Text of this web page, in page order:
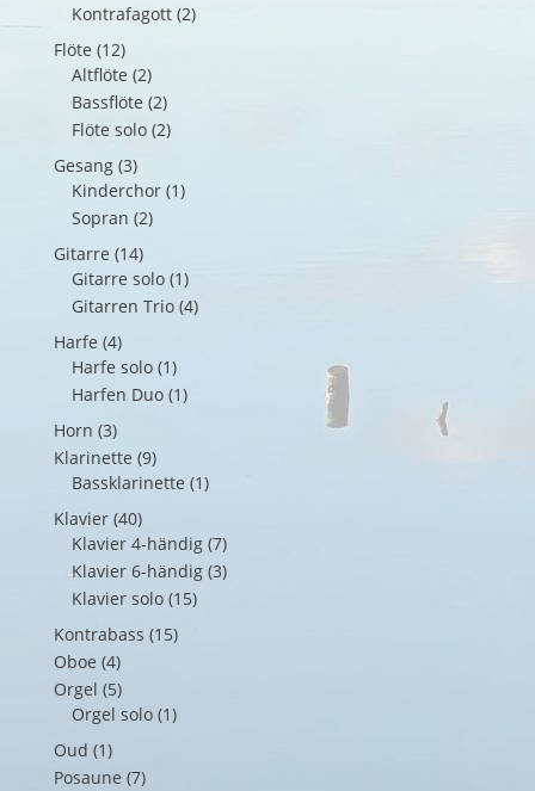
Kontrafagott (2)
Flöte (12)
Altflöte (2)
Bassflöte (2)
Flöte solo (2)
Gesang (3)
Kinderchor (1)
Sopran (2)
Gitarre (14)
Gitarre solo (1)
Gitarren Trio (4)
Harfe (4)
Harfe solo (1)
Harfen Duo (1)
Horn (3)
Klarinette (9)
Bassklarinette (1)
Klavier (40)
Klavier 4-händig (7)
Klavier 6-händig (3)
Klavier solo (15)
Kontrabass (15)
Oboe (4)
Orgel (5)
Orgel solo (1)
Oud (1)
Posaune (7)